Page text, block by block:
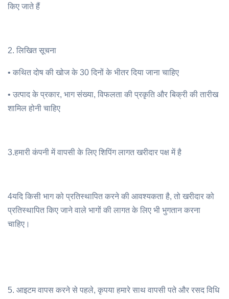
किए जाते हैं
2. लिखित सूचना
• कथित दोष की खोज के 30 दिनों के भीतर दिया जाना चाहिए
• उत्पाद के प्रकार, भाग संख्या, विफलता की प्रकृति और बिक्री की तारीख
शामिल होनी चाहिए
3.हमारी कंपनी में वापसी के लिए शिपिंग लागत खरीदार पक्ष में है
4यदि किसी भाग को प्रतिस्थापित करने की आवश्यकता है, तो खरीदार को
प्रतिस्थापित किए जाने वाले भागों की लागत के लिए भी भुगतान करना
चाहिए।
5. आइटम वापस करने से पहले, कृपया हमारे साथ वापसी पते और रसद विधि